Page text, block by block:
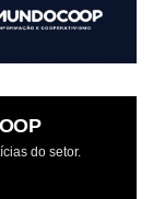
do setor.